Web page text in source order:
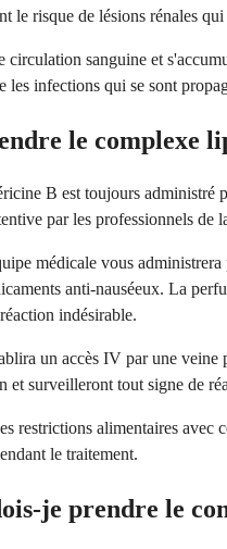
le risque de lésions rénales
sanguine et
infections qui se sont
le complexe
B est toujours administré
par les professionnels de
médicale vous
anti-nauséeux. La
indésirable.
un accès IV par une
et surveilleront tout signe de
restrictions alimentaires
le traitement.
je prendre le